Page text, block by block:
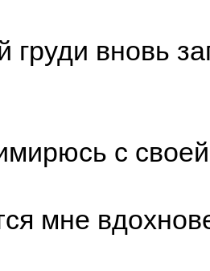
вновь
с своей
мне